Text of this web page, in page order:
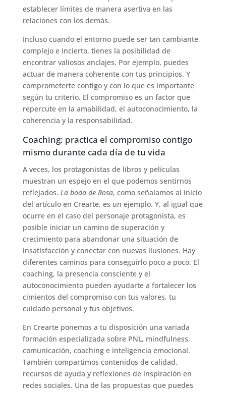
establecer límites de manera asertiva en las
relaciones con los demás.
Incluso cuando el entorno puede ser tan cambiante,
complejo e incierto, tienes la posibilidad de
encontrar valiosos anclajes. Por ejemplo, puedes
actuar de manera coherente con tus principios. Y
comprometerte contigo y con lo que es importante
según tu criterio. El compromiso es un factor que
repercute en la amabilidad, el autoconocimiento, la
coherencia y la responsabilidad.
Coaching: practica el compromiso contigo
mismo durante cada día de tu vida
A veces, los protagonistas de libros y películas
muestran un espejo en el que podemos sentirnos
reflejados. La boda de Rosa, como señalamos al inicio
del artículo en Crearte, es un ejemplo. Y, al igual que
ocurre en el caso del personaje protagonista, es
posible iniciar un camino de superación y
crecimiento para abandonar una situación de
insatisfacción y conectar con nuevas ilusiones. Hay
diferentes caminos para conseguirlo poco a poco. El
coaching, la presencia consciente y el
autoconocimiento pueden ayudarte a fortalecer los
cimientos del compromiso con tus valores, tu
cuidado personal y tus objetivos.
En Crearte ponemos a tu disposición una variada
formación especializada sobre PNL, mindfulness,
comunicación, coaching e inteligencia emocional.
También compartimos contenidos de calidad,
recursos de ayuda y reflexiones de inspiración en
redes sociales. Una de las propuestas que puedes